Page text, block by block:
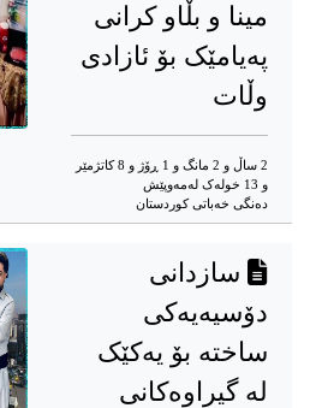
مینا و بڵاو کرانی
پەیامێک بۆ ئازادی
وڵات
2 ساڵ و 2 مانگ و 1 ڕۆژ و 8 کاتژمێر
و 13 خوله‌ک له‌مه‌وپێش‌
دەنگی خەباتی کوردستان
سازدانی
دۆسیەیەکی
ساختە بۆ یەکێک
لە گیراوەکانی